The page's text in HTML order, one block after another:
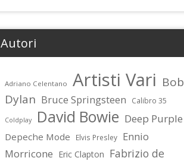
Autori
Adriano Celentano Artisti Vari Bob
Dylan Bruce Springsteen Calibro 35
Coldplay David Bowie Deep Purple
Depeche Mode Elvis Presley
Ennio
Morricone Eric Clapton Fabrizio de